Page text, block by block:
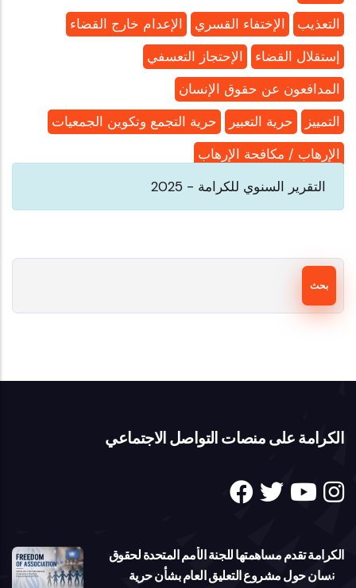
الإعدام خارج القضاء
الإختفاء القسري
التعذيب
الإحتجاز التعسفي
إستقلال القضاء
المدافعون عن حقوق الإنسان
حرية التجمع وتكوين الجمعيات
حرية التعبير
التمييز
الإرهاب / مكافحة الإرهاب
التقرير السنوي للكرامة - 2025
الكرامة على منصات التواصل الاجتماعي
الكرامة تقدم مساهمتها للجنة الأمم المتحدة لحقوق
الإنسان حول مشروع التعليق العام بشأن حرية